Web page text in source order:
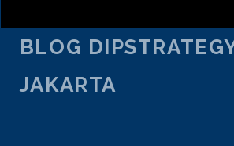
BLOG
JAKARTA
ISTILAH YANG SERING